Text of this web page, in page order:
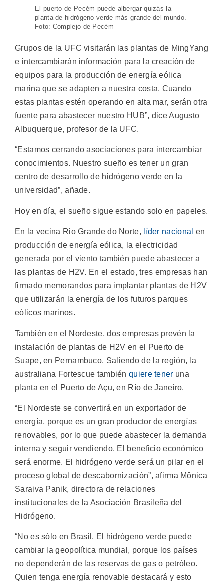
El puerto de Pecém puede albergar quizás la
planta de hidrógeno verde más grande del mundo.
Foto: Complejo de Pecém
Grupos de la UFC visitarán las plantas de MingYang
e intercambiarán información para la creación de
equipos para la producción de energía eólica
marina que se adapten a nuestra costa. Cuando
estas plantas estén operando en alta mar, serán otra
fuente para abastecer nuestro HUB”, dice Augusto
Albuquerque, profesor de la UFC.
“Estamos cerrando asociaciones para intercambiar
conocimientos. Nuestro sueño es tener un gran
centro de desarrollo de hidrógeno verde en la
universidad”, añade.
Hoy en día, el sueño sigue estando solo en papeles.
En la vecina Rio Grande do Norte, líder nacional en
producción de energía eólica, la electricidad
generada por el viento también puede abastecer a
las plantas de H2V. En el estado, tres empresas han
firmado memorandos para implantar plantas de H2V
que utilizarán la energía de los futuros parques
eólicos marinos.
También en el Nordeste, dos empresas prevén la
instalación de plantas de H2V en el Puerto de
Suape, en Pernambuco. Saliendo de la región, la
australiana Fortescue tambiénquiere tener una
planta en el Puerto de Açu, en Río de Janeiro.
“El Nordeste se convertirá en un exportador de
energía, porque es un gran productor de energías
renovables, por lo que puede abastecer la demanda
interna y seguir vendiendo. El beneficio económico
será enorme. El hidrógeno verde será un pilar en el
proceso global de descabornización”, afirma Mônica
Saraiva Panik, directora de relaciones
institucionales de la Asociación Brasileña del
Hidrógeno.
“No es sólo en Brasil. El hidrógeno verde puede
cambiar la geopolítica mundial, porque los países
no dependerán de las reservas de gas o petróleo.
Quien tenga energía renovable destacará y esto